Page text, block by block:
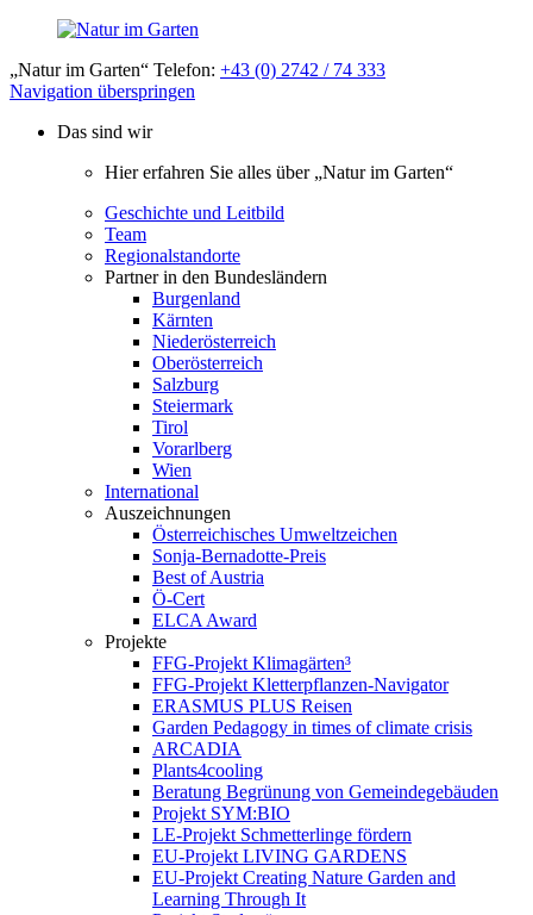
„Natur im Garten“ Telefon: +43 (0) 2742 / 74 333
Navigation überspringen
Das sind wir
Hier erfahren Sie alles über „Natur im Garten“
Geschichte und Leitbild
Team
Regionalstandorte
Partner in den Bundesländern
Burgenland
Kärnten
Niederösterreich
Oberösterreich
Salzburg
Steiermark
Tirol
Vorarlberg
Wien
International
Auszeichnungen
Österreichisches Umweltzeichen
Sonja-Bernadotte-Preis
Best of Austria
Ö-Cert
ELCA Award
Projekte
FFG-Projekt Klimagärten³
FFG-Projekt Kletterpflanzen-Navigator
ERASMUS PLUS Reisen
Garden Pedagogy in times of climate crisis
ARCADIA
Plants4cooling
Beratung Begrünung von Gemeindegebäuden
Projekt SYM:BIO
LE-Projekt Schmetterlinge fördern
EU-Projekt LIVING GARDENS
EU-Projekt Creating Nature Garden and
Learning Through It